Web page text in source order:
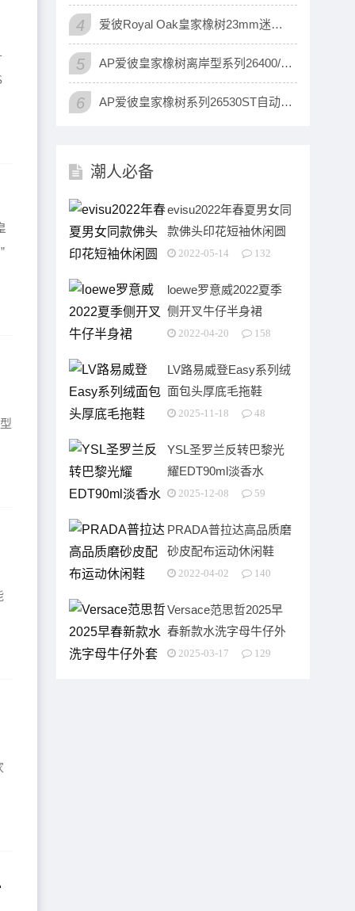
表
4 爱彼Royal Oak皇家橡树23mm迷你霜金女士腕表
5 AP爱彼皇家橡树离岸型系列26400/26238/26470计时机械腕表
6 AP爱彼皇家橡树系列26530ST自动上链浮动式陀飞轮腕表
潮人必备
evisu2022年春夏男女同
款佛头印花短袖休闲圆
领短袖
2022-05-14 132
loewe罗意威2022夏季
侧开叉牛仔半身裙
2022-04-20 158
LV路易威登Easy系列绒
面包头厚底毛拖鞋
2025-11-18 48
YSL圣罗兰反转巴黎光
耀EDT90ml淡香水
2025-12-08 59
PRADA普拉达高品质磨
砂皮配布运动休闲鞋
2022-04-02 140
Versace范思哲2025早
春新款水洗字母牛仔外
套2025-03-17 129